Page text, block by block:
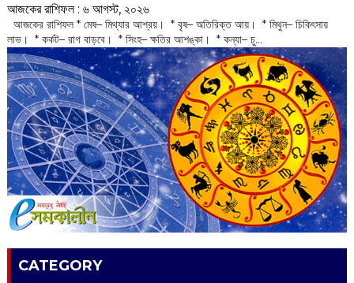
আজকের রাশিফল :‌ ‌‌৬ আগস্ট, ২০২৬
‌ আজকের রাশিফল * মেষ– মিথ্যার আশ্রয়। * বৃষ– অতিরিক্ত আয়। * মিথুন– চিকিৎসায়
লাভ। * কর্কট– রাগ বাড়বে। * সিংহ– ক্ষতির আশঙ্কা। * কন্যা– চু...
CATEGORY